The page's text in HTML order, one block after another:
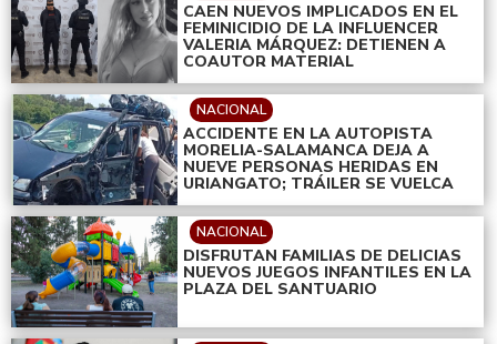
CAEN NUEVOS IMPLICADOS EN EL
FEMINICIDIO DE LA INFLUENCER
VALERIA MÁRQUEZ: DETIENEN A
COAUTOR MATERIAL
NACIONAL
ACCIDENTE EN LA AUTOPISTA
MORELIA-SALAMANCA DEJA A
NUEVE PERSONAS HERIDAS EN
URIANGATO; TRÁILER SE VUELCA
NACIONAL
DISFRUTAN FAMILIAS DE DELICIAS
NUEVOS JUEGOS INFANTILES EN LA
PLAZA DEL SANTUARIO